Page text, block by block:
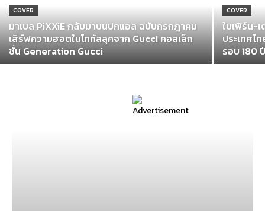
COVER
มาเบล PiXXiE กลับมาบนปกแอล ฉบับกรกฎาคม
เสิร์ฟความฮอตในโททัลลุคจาก Gucci คอลเล็ก
ชั่น Generation Gucci
COVER
ใบเฟิร์น-
ประเทศไ
รอบ 180